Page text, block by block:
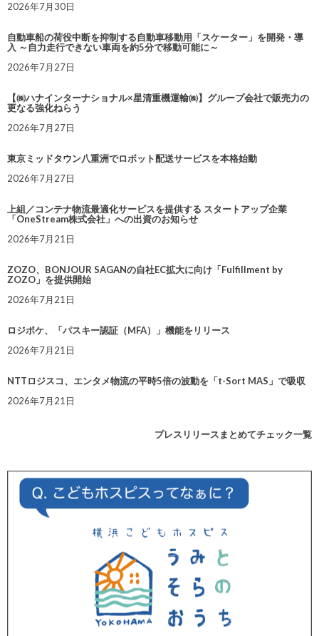
2026年7月30日
自動車船の荷役中断を抑制する自動車移動用「スケーター」を開発・導
入 ～自力走行できない車両を約5分で移動可能に～
2026年7月27日
【㈱ハナインターナショナル×星清重機運輸㈱】グループ会社で販売力の
更なる強化ねらう
2026年7月27日
東京ミッドタウン八重洲でロボット配送サービスを本格始動
2026年7月27日
上組／コンテナ物流最適化サービスを提供する スタートアップ企業
「OneStream株式会社」への出資のお知らせ
2026年7月21日
ZOZO、BONJOUR SAGANの自社EC拡大に向け「Fulfillment by
ZOZO」を提供開始
2026年7月21日
ロジポケ、「パスキー認証（MFA）」機能をリリース
2026年7月21日
NTTロジスコ、エンタメ物流の平時5倍の波動を「t-Sort MAS」で吸収
2026年7月21日
プレスリリースまとめてチェック一覧